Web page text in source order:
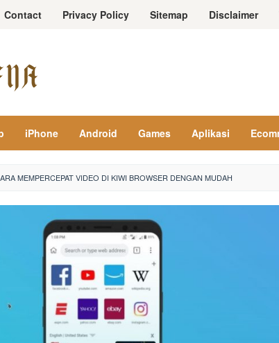
Contact Privacy Policy Sitemap Disclaimer
iPhone Android Games Aplikasi
MEMPERCEPAT VIDEO DI KIWI BROWSER DENGAN MUDAH